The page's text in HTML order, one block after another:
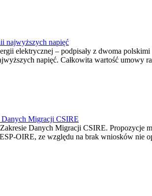
najwyższych napięć
elektrycznej – podpisały z dwoma
napięć. Całkowita wartość umowy
Migracji CSIRE
Danych Migracji CSIRE. Propozycje
OIRE, ze względu na brak wniosków nie